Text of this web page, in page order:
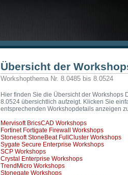
Übersicht der
Workshopthema Nr. 8.0485 bis 8.0524
Hier finden Sie die Übersicht der
8.0524 übersichtlich aufzeigt. Klicken Sie
entsprechenden Workshopdetails anzeigen
Mervisoft BricsCAD Workshops
Fortinet Fortigate Firewall Workshops
Stonesoft StoneBeat FullCluster Workshops
Sygate Secure Enterprise Workshops
SCP Workshops
Crystal Enterprise Workshops
TrendMicro Workshops
Stonegate Workshops